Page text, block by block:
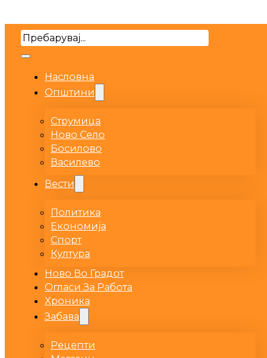
Search
Насловна
Општини
Струмица
Ново Село
Босилово
Василево
Вести
Политика
Економија
Спорт
Култура
Ново Во Градот
Огласи За Работа
Хроника
Забава
Рецепти